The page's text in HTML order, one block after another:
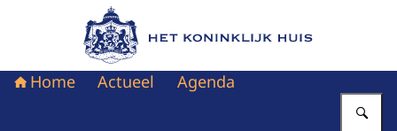
Naar de homepage van Het Koninklijk Huis
Home Actueel Agenda